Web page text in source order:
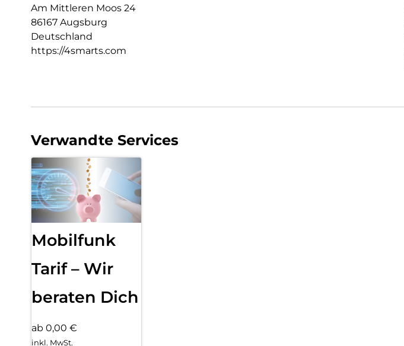
Am Mittleren Moos 24
86167 Augsburg
Deutschland
https://4smarts.com
Verwandte Services
Mobilfunk
Tarif – Wir
beraten Dich
ab 0,00 €
inkl. MwSt.